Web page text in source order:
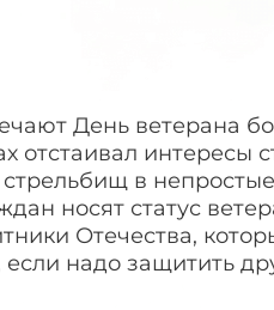
День ветерана
отстаивал интересы
в
носят статус
Отечества,
если надо защитить